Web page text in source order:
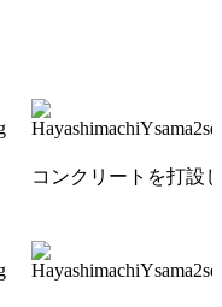
コンクリートを打設